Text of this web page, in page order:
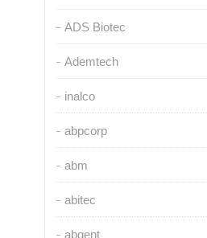
ADS Biotec
Ademtech
inalco
abpcorp
abm
abitec
abgent